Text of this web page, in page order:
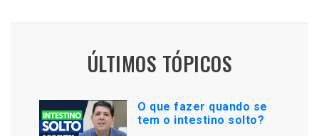
ÚLTIMOS TÓPICOS
O que fazer quando se
tem o intestino solto?